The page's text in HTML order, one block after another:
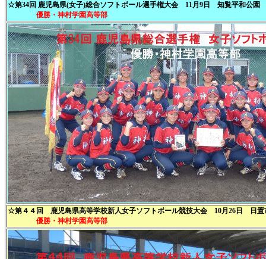
☆第34回 鹿児島県(女子)総合ソフトボール選手権大会 11月9日 知覧平和公園
優勝・神村学園高等部
☆第４４回 鹿児島県高等学校新人女子ソフトボール競技大会 10月26日 日置
優勝・神村学園高等部